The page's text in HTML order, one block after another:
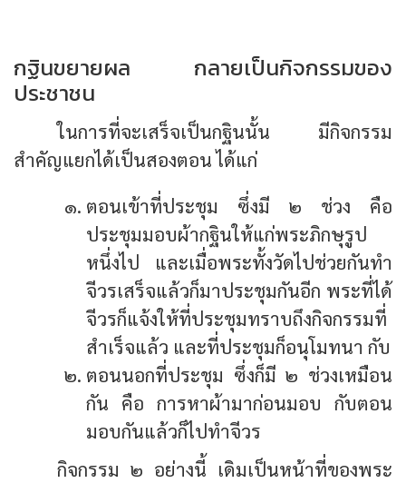
กฐินขยายผล กลายเป็นกิจกรรมของ
ประชาชน
ในการที่จะเสร็จเป็นกฐินนั้น มีกิจกรรม
สำคัญแยกได้เป็นสองตอน ได้แก่
ตอนเข้าที่ประชุม ซึ่งมี ๒ ช่วง คือ
ประชุมมอบผ้ากฐินให้แก่พระภิกษุรูป
หนึ่งไป และเมื่อพระทั้งวัดไปช่วยกันทำ
จีวรเสร็จแล้วก็มาประชุมกันอีก พระที่ได้
จีวรก็แจ้งให้ที่ประชุมทราบถึงกิจกรรมที่
สำเร็จแล้ว และที่ประชุมก็อนุโมทนา กับ
ตอนนอกที่ประชุม ซึ่งก็มี ๒ ช่วงเหมือน
กัน คือ การหาผ้ามาก่อนมอบ กับตอน
มอบกันแล้วก็ไปทำจีวร
กิจกรรม ๒ อย่างนี้ เดิมเป็นหน้าที่ของพระ